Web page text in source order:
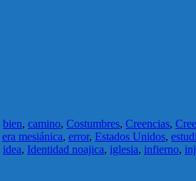
bien, camino, Costumbres, Creencias,
era mesiánica, error, Estados Unidos,
idea, Identidad noajica, iglesia, infierno,